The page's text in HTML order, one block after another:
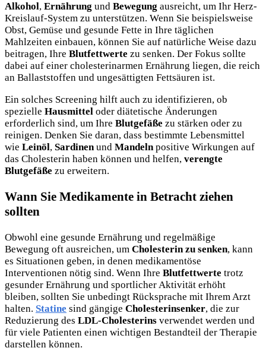
Alkohol, Ernährung und Bewegung ausreicht, um Ihr Herz-
Kreislauf-System zu unterstützen. Wenn Sie beispielsweise
Obst, Gemüse und gesunde Fette in Ihre täglichen
Mahlzeiten einbauen, können Sie auf natürliche Weise dazu
beitragen, Ihre Blutfettwerte zu senken. Der Fokus sollte
dabei auf einer cholesterinarmen Ernährung liegen, die reich
an Ballaststoffen und ungesättigten Fettsäuren ist.
Ein solches Screening hilft auch zu identifizieren, ob
spezielle Hausmittel oder diätetische Änderungen
erforderlich sind, um Ihre Blutgefäße zu stärken oder zu
reinigen. Denken Sie daran, dass bestimmte Lebensmittel
wie Leinöl, Sardinenund Mandelnpositive Wirkungen auf
das Cholesterin haben können und helfen, verengte
Blutgefäße zu erweitern.
Wann Sie Medikamente in Betracht ziehen
sollten
Obwohl eine gesunde Ernährung und regelmäßige
Bewegung oft ausreichen, um Cholesterin zu senken, kann
es Situationen geben, in denen medikamentöse
Interventionen nötig sind. Wenn Ihre Blutfettwerte trotz
gesunder Ernährung und sportlicher Aktivität erhöht
bleiben, sollten Sie unbedingt Rücksprache mit Ihrem Arzt
halten. Statine sind gängige Cholesterinsenker, die zur
Reduzierung des LDL-Cholesterins verwendet werden und
für viele Patienten einen wichtigen Bestandteil der Therapie
darstellen können.